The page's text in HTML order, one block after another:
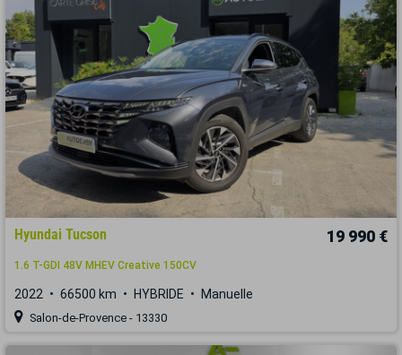
Hyundai Tucson 19 990 €
1.6 T-GDI 48V MHEV Creative 150CV
2022 66500 km HYBRIDE Manuelle
Salon-de-Provence - 13330